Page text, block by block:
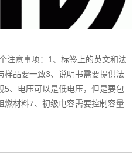
注意事项：1、标签上的英文和法
样品要一致3、说明书需要提供法
5、电压可以是低电压，但是要包
燃材料7、初级电容需要控制容量